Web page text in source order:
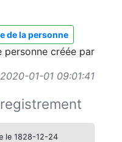
de la personne
personne créée par
01-01 09:01:41
le 1828-12-24